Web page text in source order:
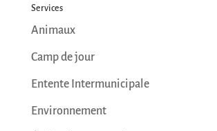
Services
Animaux
Camp de jour
Entente Intermunicipale
Environnement